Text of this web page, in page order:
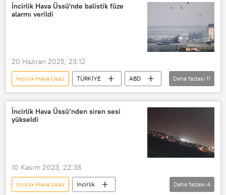
İncirlik Hava Üssü'nde balistik füze
alarmı verildi
20 Haziran 2025, 23:12
İncirlik Hava Üssü TÜRKİYE
ABD
Asker
Paralı asker
Yabancı asker
Füze
nükleer füze
Kırmızı alarm
Daha fazlası 11
İncirlik Hava Üssü’nden siren sesi
yükseldi
10 Kasım 2023, 22:38
İncirlik Hava Üssü
İncirlik
Daha fazlası 4